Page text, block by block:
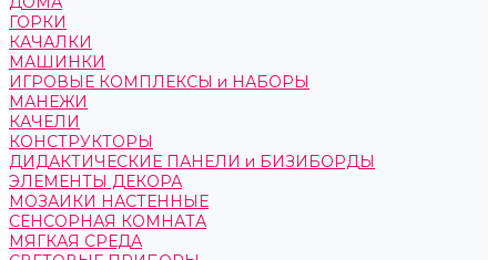
ГОРКИ
КАЧАЛКИ
МАШИНКИ
ИГРОВЫЕ КОМПЛЕКСЫ и НАБОРЫ
МАНЕЖИ
КАЧЕЛИ
КОНСТРУКТОРЫ
ДИДАКТИЧЕСКИЕ ПАНЕЛИ и БИЗИБОРДЫ
ЭЛЕМЕНТЫ ДЕКОРА
МОЗАИКИ НАСТЕННЫЕ
СЕНСОРНАЯ КОМНАТА
МЯГКАЯ СРЕДА